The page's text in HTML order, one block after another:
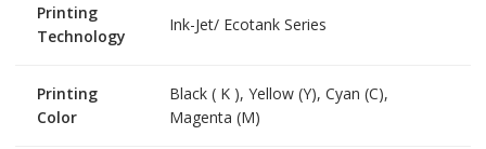
Printing
Technology
Ink-Jet/ Ecotank Series
Printing
Color
Black ( K ), Yellow (Y), Cyan (C),
Magenta (M)